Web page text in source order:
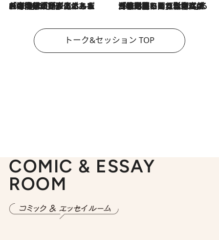
2026.8.3
「今後値上げがあるとすれば…」「リスクがあるのは今年の冬」エネルギー専門家が語る、ホルムズ海峡封鎖が家庭にもたらす“ある心配” 2026.8.3
「住宅建てられない…」「サーチャージ料の高値が続いている」ホルムズ海峡封鎖による影響はいつまで続く？《エネルギー専門家に聞く“どうなる日本の暮らし”》
トーク&セッション TOP
COMIC & ESSAY
ROOM